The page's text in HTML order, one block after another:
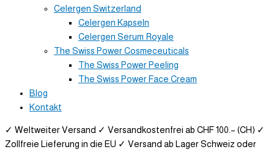
Celergen Switzerland
Celergen Kapseln
Celergen Serum Royale
The Swiss Power Cosmeceuticals
The Swiss Power Peeling
The Swiss Power Face Cream
Blog
Kontakt
✓ Weltweiter Versand ✓ Versandkostenfrei ab CHF 100.– (CH) ✓
Zollfreie Lieferung in die EU ✓ Versand ab Lager Schweiz oder